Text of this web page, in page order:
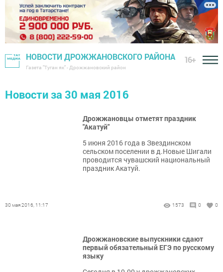
НОВОСТИ ДРОЖЖАНОВСКОГО РАЙОНА
Газета "Туган як" - Дрожжановский район
16+
Новости за 30 мая 2016
Дрожжановцы отметят праздник
"Акатуй"
5 июня 2016 года в Звездинском
сельском поселении в д.Новые Шигали
проводится чувашский национальный
праздник Акатуй.
30 мая 2016, 11:17 1573 0 0
Дрожжановские выпускники сдают
первый обязательный ЕГЭ по русскому
языку